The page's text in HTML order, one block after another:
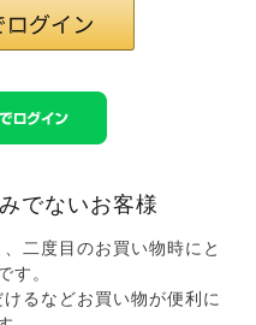
でないお客様
二度目のお買い物時にと
す。
るなどお買い物が便利に